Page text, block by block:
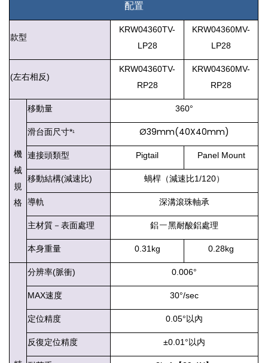
配置
款型
KRW04360TV-
LP28
KRW04360MV-
LP28
(左右相反)
KRW04360TV-
RP28
KRW04360MV-
RP28
機
械
規
格
移動量 360°
滑台面尺寸*¹ Ø39mm(40X40mm)
連接頭類型 Pigtail Panel Mount
移動結構(減速比) 蝸桿（減速比1/120）
導軌 深溝滾珠軸承
主材質－表面處理 鋁－黑耐酸鋁處理
本身重量 0.31kg 0.28kg
分辨率(脈衝) 0.006°
MAX速度 30°/sec
定位精度 0.05°以內
反復定位精度 ±0.01°以内